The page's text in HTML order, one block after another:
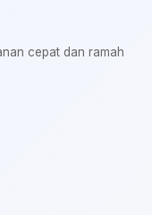
cepat dan ramah